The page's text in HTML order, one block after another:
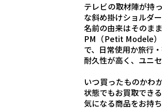
テレビの取材陣が持
な斜め掛けショルダー
名前の由来はそのま
PM（Petit Modele
で、日常使用か旅行
耐久性が高く、ユニ
いつ買ったものかわ
状態でもお買取でき
気になる商品をお持